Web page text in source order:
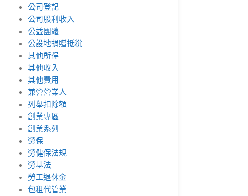
公司登記
公司股利收入
公益團體
公設地捐贈抵稅
其他所得
其他收入
其他費用
兼營營業人
列舉扣除額
創業專區
創業系列
勞保
勞健保法規
勞基法
勞工退休金
包租代管業